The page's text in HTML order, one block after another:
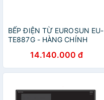
BẾP ĐIỆN TỪ EUROSUN EU-
TE887G - HÀNG CHÍNH
14.140.000 đ